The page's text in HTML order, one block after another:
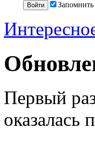
Первый
оказалась